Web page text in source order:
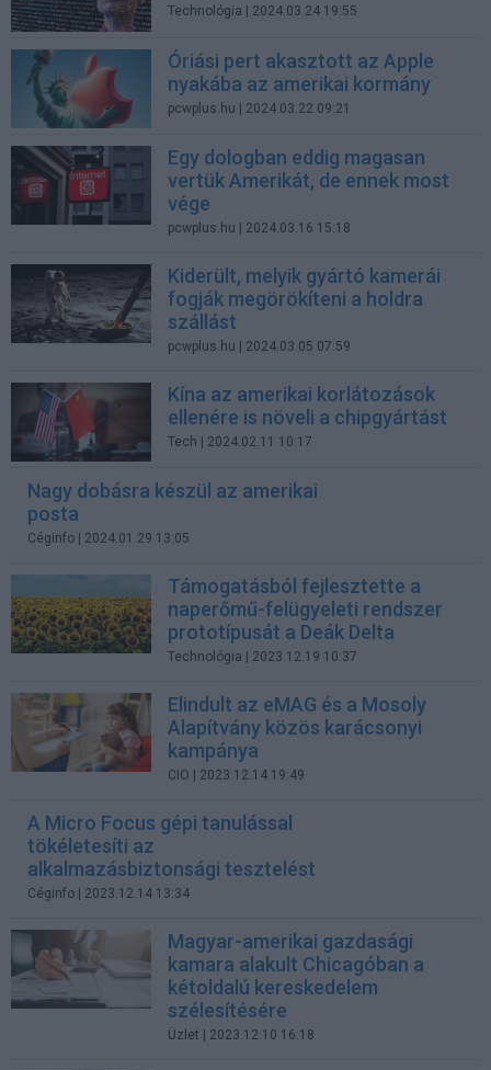
Technológia | 2024.03.24 19:55
Óriási pert akasztott az Apple
nyakába az amerikai kormány
pcwplus.hu | 2024.03.22 09:21
Egy dologban eddig magasan
vertük Amerikát, de ennek most
vége
pcwplus.hu | 2024.03.16 15:18
Kiderült, melyik gyártó kamerái
fogják megörökíteni a holdra
szállást
pcwplus.hu | 2024.03.05 07:59
Kína az amerikai korlátozások
ellenére is növeli a chipgyártást
Tech | 2024.02.11 10:17
Nagy dobásra készül az amerikai
posta
Céginfo | 2024.01.29 13:05
Támogatásból fejlesztette a
naperőmű-felügyeleti rendszer
prototípusát a Deák Delta
Technológia | 2023.12.19 10:37
Elindult az eMAG és a Mosoly
Alapítvány közös karácsonyi
kampánya
CIO | 2023.12.14 19:49
A Micro Focus gépi tanulással
tökéletesíti az
alkalmazásbiztonsági tesztelést
Céginfo | 2023.12.14 13:34
Magyar-amerikai gazdasági
kamara alakult Chicagóban a
kétoldalú kereskedelem
szélesítésére
Üzlet | 2023.12.10 16:18